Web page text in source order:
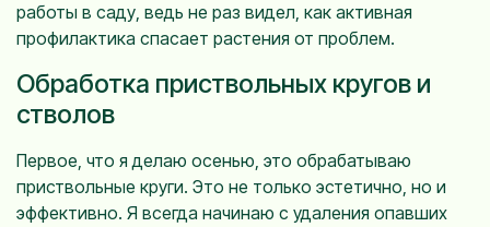
работы в саду, ведь не раз видел, как активная
профилактика спасает растения от проблем.
Обработка приствольных кругов и
стволов
Первое, что я делаю осенью, это обрабатываю
приствольные круги. Это не только эстетично, но и
эффективно. Я всегда начинаю с удаления опавших